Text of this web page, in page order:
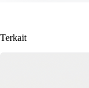
Terkait